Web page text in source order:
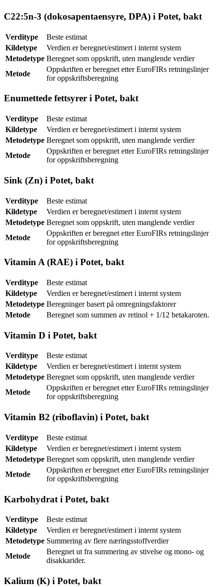
C22:5n-3 (dokosapentaensyre, DPA) i Potet, bakt
Verditype
Beste estimat
Kildetype
Verdien er beregnet/estimert i internt system
Metodetype Beregnet som oppskrift, uten manglende verdier
Metode
Oppskriften er beregnet etter EuroFIRs retningslinjer
for oppskriftsberegning
Enumettede fettsyrer i Potet, bakt
Verditype
Beste estimat
Kildetype
Verdien er beregnet/estimert i internt system
Metodetype Beregnet som oppskrift, uten manglende verdier
Metode
Oppskriften er beregnet etter EuroFIRs retningslinjer
for oppskriftsberegning
Sink (Zn) i Potet, bakt
Verditype
Beste estimat
Kildetype
Verdien er beregnet/estimert i internt system
Metodetype Beregnet som oppskrift, uten manglende verdier
Metode
Oppskriften er beregnet etter EuroFIRs retningslinjer
for oppskriftsberegning
Vitamin A (RAE) i Potet, bakt
Verditype
Beste estimat
Kildetype
Verdien er beregnet/estimert i internt system
Metodetype Beregninger basert på omregningsfaktorer
Metode
Beregnet som summen av retinol + 1/12 betakaroten.
Vitamin D i Potet, bakt
Verditype
Beste estimat
Kildetype
Verdien er beregnet/estimert i internt system
Metodetype Beregnet som oppskrift, uten manglende verdier
Metode
Oppskriften er beregnet etter EuroFIRs retningslinjer
for oppskriftsberegning
Vitamin B2 (riboflavin) i Potet, bakt
Verditype
Beste estimat
Kildetype
Verdien er beregnet/estimert i internt system
Metodetype Beregnet som oppskrift, uten manglende verdier
Metode
Oppskriften er beregnet etter EuroFIRs retningslinjer
for oppskriftsberegning
Karbohydrat i Potet, bakt
Verditype
Beste estimat
Kildetype
Verdien er beregnet/estimert i internt system
Metodetype Summering av flere næringsstoffverdier
Metode
Beregnet ut fra summering av stivelse og mono- og
disakkarider.
Kalium (K) i Potet, bakt